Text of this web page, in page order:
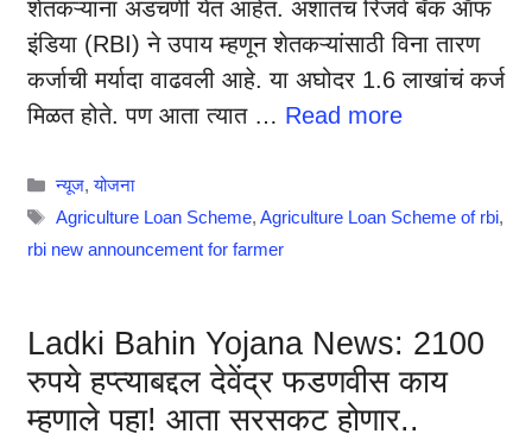
शेतकऱ्यांना अडचणी येत आहेत. अशातच रिजर्व बँक ऑफ
इंडिया (RBI) ने उपाय म्हणून शेतकऱ्यांसाठी विना तारण
कर्जाची मर्यादा वाढवली आहे. या अघोदर 1.6 लाखांचं कर्ज
मिळत होते. पण आता त्यात … Read more
Categories
न्यूज,योजना
Tags
Agriculture Loan Scheme, Agriculture Loan Scheme of rbi,
rbi new announcement for farmer
Ladki Bahin Yojana News: 2100
रुपये हप्त्याबद्दल देवेंद्र फडणवीस काय
म्हणाले पहा! आता सरसकट होणार..